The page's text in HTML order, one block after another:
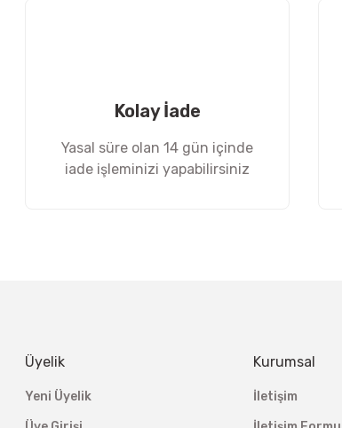
Kolay İade
Yasal süre olan 14 gün içinde
iade işleminizi yapabilirsiniz
Üyelik
Yeni Üyelik
Kurumsal
İletişim